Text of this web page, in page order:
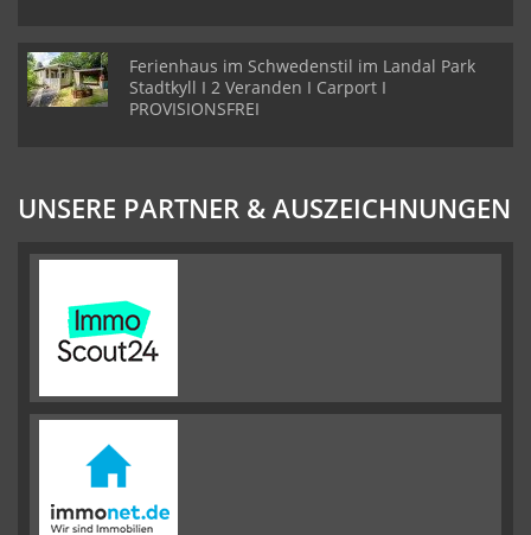
Ferienhaus im Schwedenstil im Landal Park
Stadtkyll I 2 Veranden I Carport I
PROVISIONSFREI
UNSERE PARTNER & AUSZEICHNUNGEN